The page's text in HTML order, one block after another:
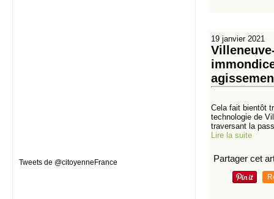
Tweets de @citoyenneFrance
19 janvier 2021
Cela fait bientôt
technologie de
traversant la
Lire la suite
Partager cet